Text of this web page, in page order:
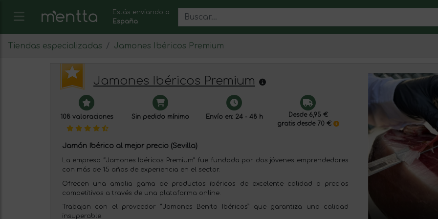
Estás enviando a:
España
Tiendas especializadas Jamones Ibéricos Premium
Jamones Ibéricos Premium
108 valoraciones Sin pedido mínimo Envío en: 24 - 48 h
Desde 6,95 €
gratis desde 70 €
Jamón Ibérico al mejor precio (Sevilla)
La empresa “Jamones Ibéricos Premium” fue fundada por dos jóvenes emprendedores
con más de 15 años de experiencia en el sector.
Ofrecen una amplia gama de productos ibéricos de excelente calidad a precios
competitivos a través de una plataforma online.
Trabajan con el proveedor “Jamones Benito Ibéricos” que garantiza una calidad
insuperable.